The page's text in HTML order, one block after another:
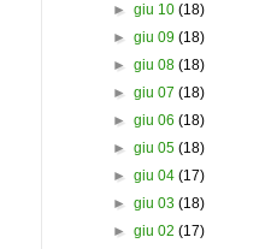
► giu 10 (18)
► giu 09 (18)
► giu 08 (18)
► giu 07 (18)
► giu 06 (18)
► giu 05 (18)
► giu 04 (17)
► giu 03 (18)
► giu 02 (17)